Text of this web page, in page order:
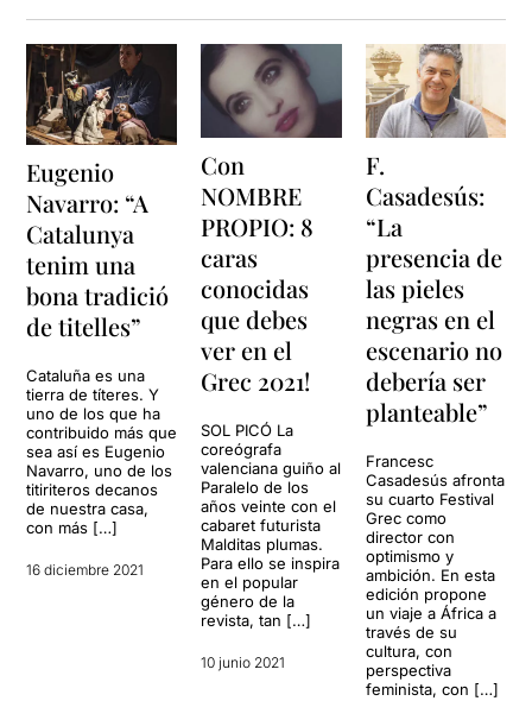
Eugenio
Navarro: “A
Catalunya
tenim una
bona tradició
de titelles”
Cataluña es una
tierra de títeres. Y
uno de los que ha
contribuido más que
sea así es Eugenio
Navarro, uno de los
titiriteros decanos
de nuestra casa,
con más […]
16 diciembre 2021
Con
NOMBRE
PROPIO: 8
caras
conocidas
que debes
ver en el
Grec 2021!
SOL PICÓ La
coreógrafa
valenciana guiño al
Paralelo de los
años veinte con el
cabaret futurista
Malditas plumas.
Para ello se inspira
en el popular
género de la
revista, tan […]
10 junio 2021
F.
Casadesús:
“La
presencia de
las pieles
negras en el
escenario no
debería ser
planteable”
Francesc
Casadesús afronta
su cuarto Festival
Grec como
director con
optimismo y
ambición. En esta
edición propone
un viaje a África a
través de su
cultura, con
perspectiva
feminista, con […]